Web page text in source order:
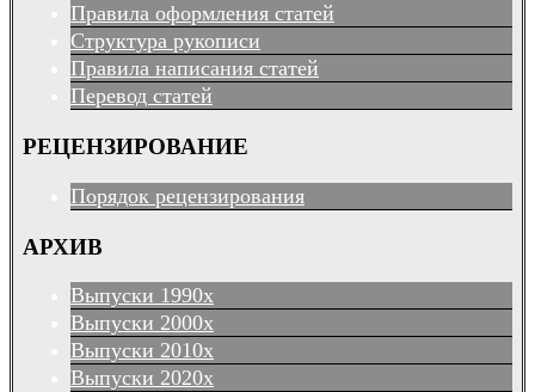
Правила оформления статей
Структура рукописи
Правила написания статей
Перевод статей
РЕЦЕНЗИРОВАНИЕ
Порядок рецензирования
АРХИВ
Выпуски 1990х
Выпуски 2000х
Выпуски 2010х
Выпуски 2020х